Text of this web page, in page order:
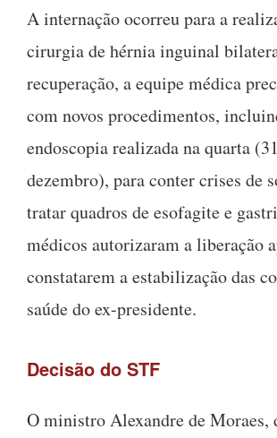
A internação ocorreu para a
cirurgia de hérnia inguinal
recuperação, a equipe médica
com novos procedimentos,
endoscopia realizada na quarta
dezembro), para conter crises de
tratar quadros de esofagite e
médicos autorizaram a liberação
constatarem a estabilização das
saúde do ex-presidente.
Decisão do STF
O ministro Alexandre de Moraes,